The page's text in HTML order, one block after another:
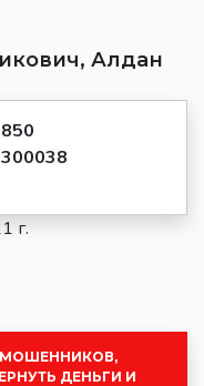
Алдан
г.
МОШЕННИКОВ,
ДЕНЬГИ И